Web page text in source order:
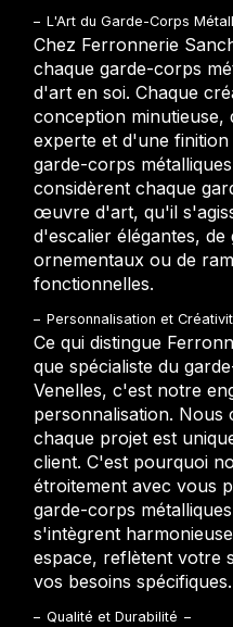
L'Art du Garde-Corps
Chez Ferronnerie
chaque garde-corps
d'art en soi. Chaque
conception
experte et d'une
garde-corps
considèrent chaque
œuvre d'art, qu'il
d'escalier élégantes,
ornementaux ou de
fonctionnelles.
Personnalisation et
Ce qui distingue
que spécialiste du
Venelles, c'est notre
personnalisation. Nous
chaque projet est
client. C'est pourquoi
étroitement avec vous
garde-corps
s'intègrent
espace, reflètent votre
vos besoins spécifiques.
Qualité et Durabilité